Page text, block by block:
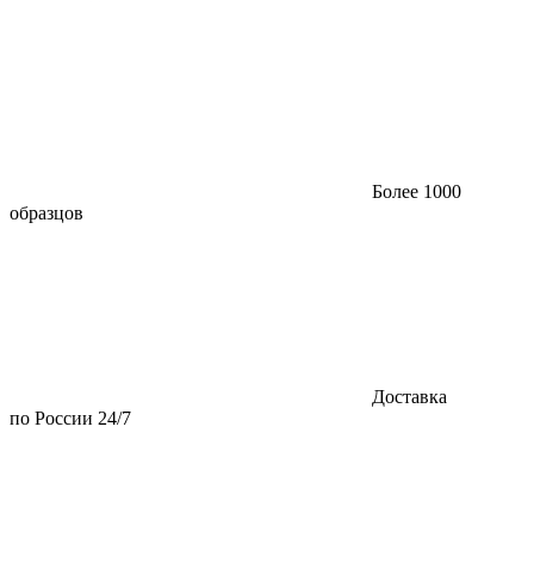
Более 1000
образцов
Доставка
по России 24/7